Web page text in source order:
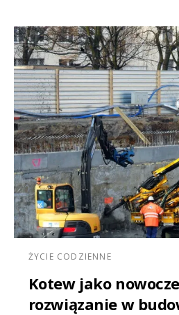
ŻYCIE CODZIENNE
Kotew jako
rozwiązanie w